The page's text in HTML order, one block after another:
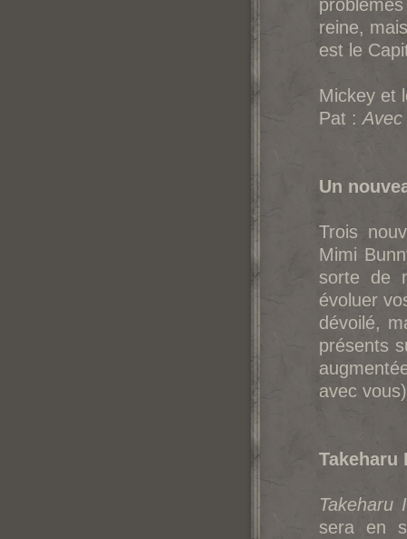
reine,
est le
Mickey et
Pat :
Un
Trois
Mimi
sorte de
évoluer
dévoilé,
présents
avec
Takeharu
sera en